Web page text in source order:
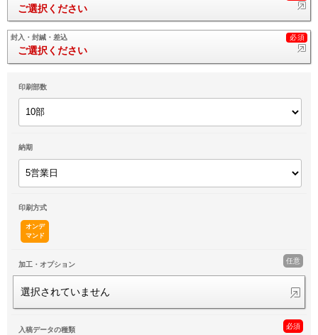
ご選択ください
封入・封緘・差込
ご選択ください
印刷部数
納期
印刷方式
オンデ
マンド
加工・オプション 任意
選択されていません
入稿データの種類 必須